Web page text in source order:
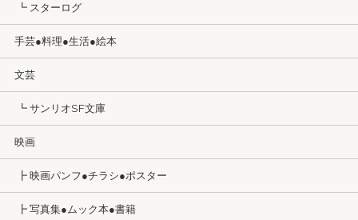
┗ スターログ
手芸●料理●生活●絵本
文芸
┗ サンリオSF文庫
映画
┣ 映画パンフ●チラシ●ポスター
┣ 写真集●ムック本●書籍